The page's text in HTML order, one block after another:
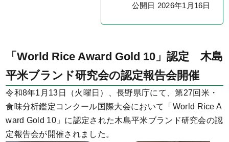
公開日 2026年1月16日
「World Rice Award Gold 10」認定 木島
平米ブランド研究会の認定報告会開催
令和8年1月13日（火曜日）、長野県庁にて、第27回米・
食味分析鑑定コンクール国際大会において「World Rice A
ward Gold 10」に認定された木島平米ブランド研究会の認
定報告会が開催されました。